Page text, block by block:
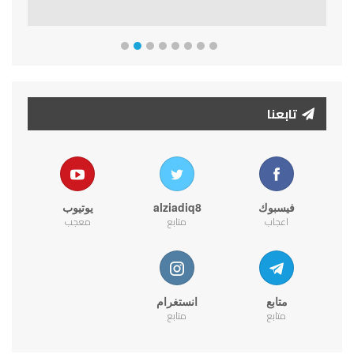
تابعنا
فيسبوك
اعجاب
alziadiq8
متابع
يوتيوب
معجب
متابع
متابع
انستغرام
متابع